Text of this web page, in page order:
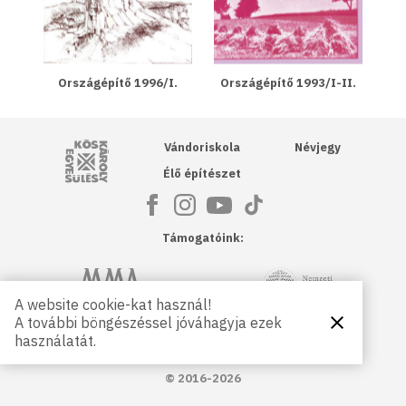
Országépítő 1996/I. Országépítő 1993/I-II.
Kós Károly Egyesülés
Vándoriskola
Élő építészet
Névjegy
Támogatóink:
Magyar Művészeti Akadémia NKA
Petőfi Kulturális Ügynökség
© 2016-2026
A website cookie-kat használ!
A további böngészéssel jóváhagyja ezek
használatát.
Bezárás